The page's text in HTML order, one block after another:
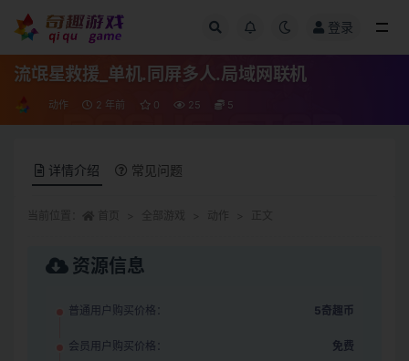
登录
流氓星救援_单机.同屏多人.局域网联机
动作 2 年前 0 25 5
详情介绍 常见问题
资源信息
普通用户购买价格： 5奇趣币
会员用户购买价格： 免费